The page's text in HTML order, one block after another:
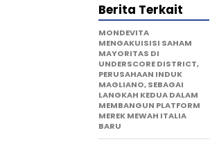
Berita Terkait
MONDEVITA
MENGAKUISISI SAHAM
MAYORITAS DI
UNDERSCORE DISTRICT,
PERUSAHAAN INDUK
MAGLIANO, SEBAGAI
LANGKAH KEDUA DALAM
MEMBANGUN PLATFORM
MEREK MEWAH ITALIA
BARU